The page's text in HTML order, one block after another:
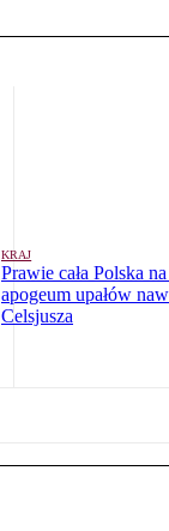
KRAJ
Prawie cała Polska
apogeum upałów
Celsjusza